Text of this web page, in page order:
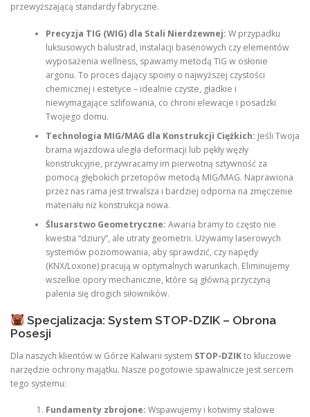
przewyższającą standardy fabryczne.
Precyzja TIG (WIG) dla Stali Nierdzewnej: W przypadku
luksusowych balustrad, instalacji basenowych czy elementów
wyposażenia wellness, spawamy metodą TIG w osłonie
argonu. To proces dający spoiny o najwyższej czystości
chemicznej i estetyce – idealnie czyste, gładkie i
niewymagające szlifowania, co chroni elewacje i posadzki
Twojego domu.
Technologia MIG/MAG dla Konstrukcji Ciężkich: Jeśli Twoja
brama wjazdowa uległa deformacji lub pękły węzły
konstrukcyjne, przywracamy im pierwotną sztywność za
pomocą głębokich przetopów metodą MIG/MAG. Naprawiona
przez nas rama jest trwalsza i bardziej odporna na zmęczenie
materiału niż konstrukcja nowa.
Ślusarstwo Geometryczne: Awaria bramy to często nie
kwestia “dziury”, ale utraty geometrii. Używamy laserowych
systemów poziomowania, aby sprawdzić, czy napędy
(KNX/Loxone) pracują w optymalnych warunkach. Eliminujemy
wszelkie opory mechaniczne, które są główną przyczyną
palenia się drogich siłowników.
Specjalizacja: System STOP-DZIK – Obrona
Posesji
Dla naszych klientów w Górze Kalwarii system STOP-DZIKto kluczowe
narzędzie ochrony majątku. Nasze pogotowie spawalnicze jest sercem
tego systemu:
Fundamenty zbrojone: Wspawujemy i kotwimy stalowe